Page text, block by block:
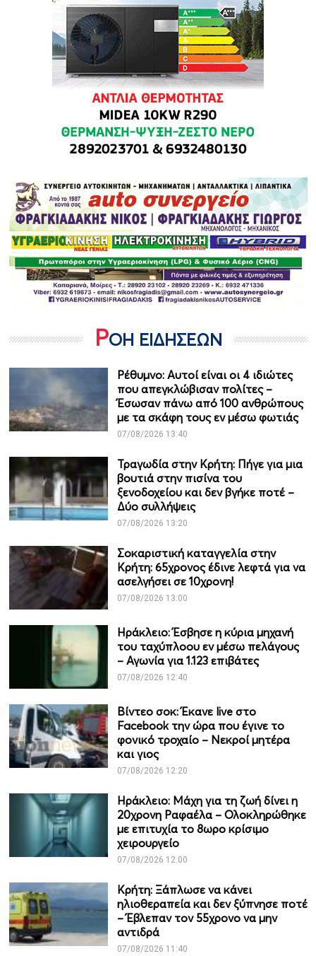
ΡΟΗ ΕΙΔΗΣΕΩΝ
Ρέθυμνο: Αυτοί είναι οι 4 ιδιώτες
που απεγκλώβισαν πολίτες –
Έσωσαν πάνω από 100 ανθρώπους
με τα σκάφη τους εν μέσω φωτιάς
07/08/2026 13:40
Τραγωδία στην Κρήτη: Πήγε για μια
βουτιά στην πισίνα του
ξενοδοχείου και δεν βγήκε ποτέ –
Δύο συλλήψεις
07/08/2026 13:20
Σοκαριστική καταγγελία στην
Κρήτη: 65χρονος έδινε λεφτά για να
ασελγήσει σε 10χρονη!
07/08/2026 13:00
Ηράκλειο: Έσβησε η κύρια μηχανή
του ταχύπλοου εν μέσω πελάγους
– Αγωνία για 1.123 επιβάτες
07/08/2026 12:40
Βίντεο σοκ: Έκανε live στο
Facebook την ώρα που έγινε το
φονικό τροχαίο – Νεκροί μητέρα
και γιος
07/08/2026 12:20
Ηράκλειο: Μάχη για τη ζωή δίνει η
20χρονη Ραφαέλα – Ολοκληρώθηκε
με επιτυχία το 8ωρο κρίσιμο
χειρουργείο
07/08/2026 12:00
Κρήτη: Ξάπλωσε να κάνει
ηλιοθεραπεία και δεν ξύπνησε ποτέ
– Έβλεπαν τον 55χρονο να μην
αντιδρά
07/08/2026 11:40